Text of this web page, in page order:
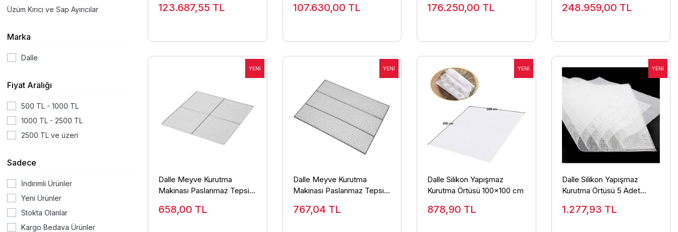
Üzüm Kırıcı ve Sap Ayırıcılar
Marka
Dalle
Fiyat Aralığı
500 TL - 1000 TL
1000 TL - 2500 TL
2500 TL ve üzeri
Sadece
İndirimli Ürünler
Yeni Ürünler
Stokta Olanlar
Kargo Bedava Ürünler
Volt
123.687,55 TL
60 Katmanlı
107.630,00 TL 176.250,00 TL 248.959,00 TL
Dalle Meyve Kurutma
Makinası Paslanmaz Tepsi
658,00 TL
Dalle Meyve Kurutma
Makinası Paslanmaz Tepsi
767,04 TL
Dalle Silikon Yapışmaz
Kurutma Örtüsü 100x100 cm
878,90 TL
Dalle Silikon Yapışmaz
Kurutma Örtüsü 5 Adet
40x38 cm
1.277,93 TL